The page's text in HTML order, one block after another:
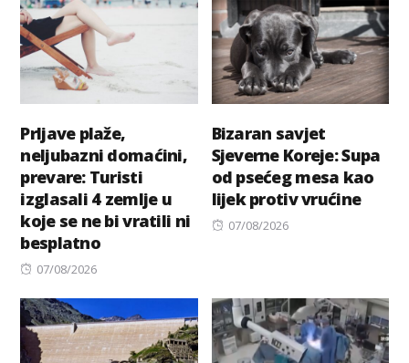
Prljave plaže,
neljubazni domaćini,
prevare: Turisti
izglasali 4 zemlje u
koje se ne bi vratili ni
besplatno
Posted
07/08/2026
Bizaran savjet
Sjeverne Koreje: Supa
od psećeg mesa kao
lijek protiv vrućine
Posted
07/08/2026